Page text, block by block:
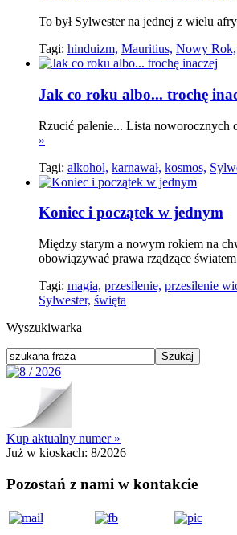
To był Sylwester na jednej z wielu
Tagi: hinduizm, Mauritius, Nowy Rok,
Jak co roku albo... trochę
Rzucić palenie... Lista noworocznych
»
Tagi: alkohol, karnawał, kosmos,
Koniec i początek w jednym
Między starym a nowym rokiem na
obowiązywać prawa rządzące
Tagi: magia, przesilenie, przesilenie
Sylwester, święta
Wyszukiwarka
Kup aktualny numer »
Już w kioskach: 8/2026
Pozostań z nami w kontakcie